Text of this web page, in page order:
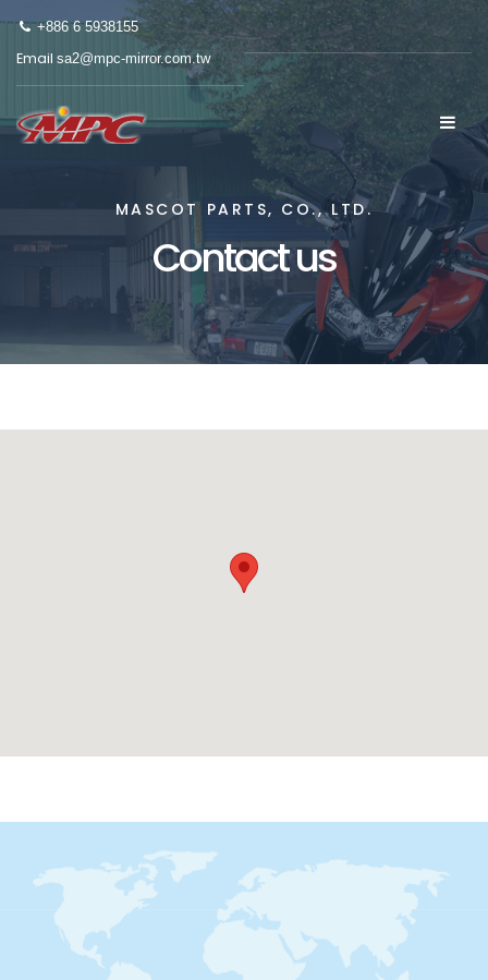
+886 6 5938155
Email sa2@mpc-mirror.com.tw
MASCOT PARTS, CO., LTD.
Contact us